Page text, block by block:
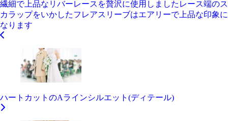
繊細で上品なリバーレースを贅沢に使用しましたレース端のス
カラップをいかしたフレアスリーブはエアリーで上品な印象に
なります
ハートカットのAラインシルエット(ディテール)